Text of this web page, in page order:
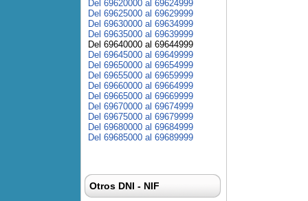
Del 69620000 al 69624999
Del 69625000 al 69629999
Del 69630000 al 69634999
Del 69635000 al 69639999
Del 69640000 al 69644999
Del 69645000 al 69649999
Del 69650000 al 69654999
Del 69655000 al 69659999
Del 69660000 al 69664999
Del 69665000 al 69669999
Del 69670000 al 69674999
Del 69675000 al 69679999
Del 69680000 al 69684999
Del 69685000 al 69689999
Otros DNI - NIF